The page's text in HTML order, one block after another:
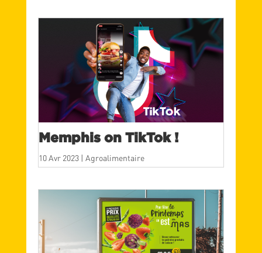
Memphis on TikTok !
10 Avr 2023| Agroalimentaire